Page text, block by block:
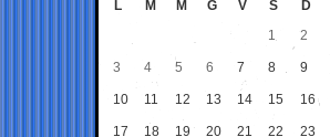
L M M G V S
D
1
2
3 4 5 6 7 8 9
10 11 12 13 14 15 16
17 18 19 20 21 22 23